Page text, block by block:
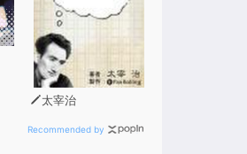
太宰治
Recommended by